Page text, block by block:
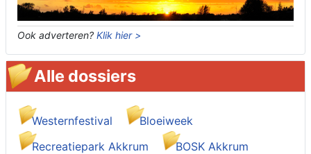
Ook adverteren? Klik hier >
Alle dossiers
Westernfestival
Bloeiweek
Recreatiepark Akkrum
BOSK Akkrum